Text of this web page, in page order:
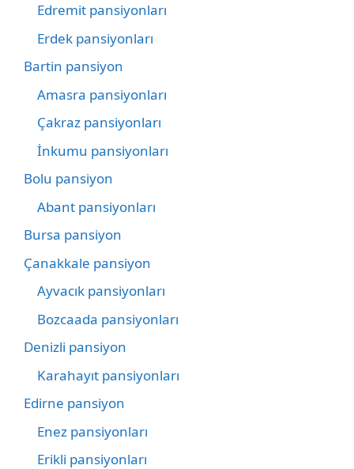
Edremit pansiyonları
Erdek pansiyonları
Bartin pansiyon
Amasra pansiyonları
Çakraz pansiyonları
İnkumu pansiyonları
Bolu pansiyon
Abant pansiyonları
Bursa pansiyon
Çanakkale pansiyon
Ayvacık pansiyonları
Bozcaada pansiyonları
Denizli pansiyon
Karahayıt pansiyonları
Edirne pansiyon
Enez pansiyonları
Erikli pansiyonları